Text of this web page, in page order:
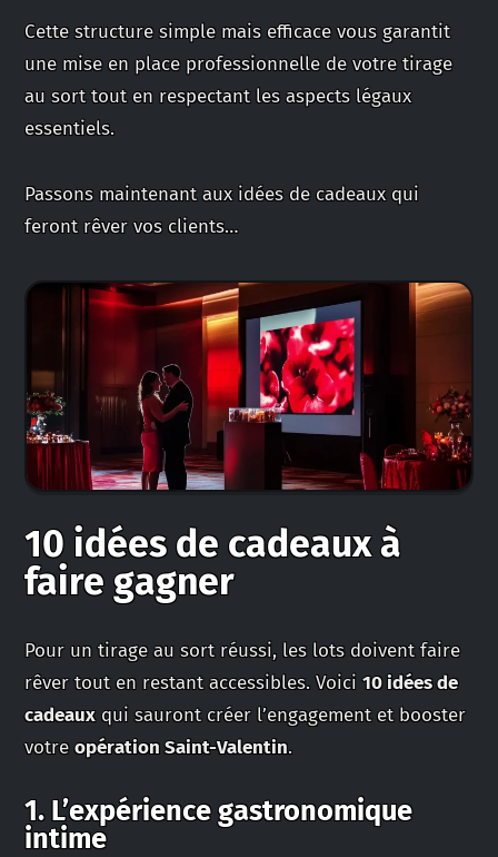
Cette structure simple mais efficace vous garantit
une mise en place professionnelle de votre tirage
au sort tout en respectant les aspects légaux
essentiels.
Passons maintenant aux idées de cadeaux qui
feront rêver vos clients…
10 idées de cadeaux à
faire gagner
Pour un tirage au sort réussi, les lots doivent faire
rêver tout en restant accessibles. Voici10 idées de
cadeauxqui sauront créer l’engagement et booster
votreopération Saint-Valentin.
1. L’expérience gastronomique
intime